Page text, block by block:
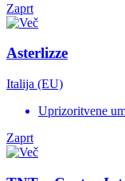
Zaprt
Asterlizze
Italija (EU)
Uprizoritvene
Zaprt